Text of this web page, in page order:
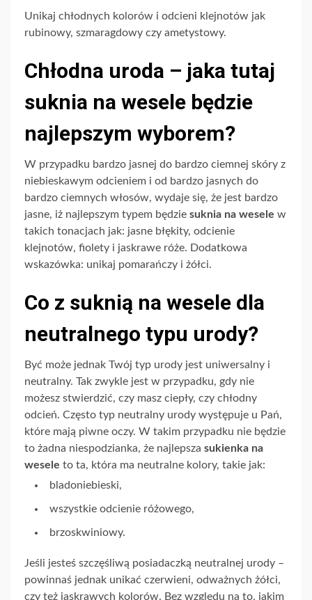
Unikaj chłodnych kolorów i odcieni klejnotów jak
rubinowy, szmaragdowy czy ametystowy.
Chłodna uroda – jaka tutaj
suknia na wesele będzie
najlepszym wyborem?
W przypadku bardzo jasnej do bardzo ciemnej skóry z
niebieskawym odcieniem i od bardzo jasnych do
bardzo ciemnych włosów, wydaje się, że jest bardzo
jasne, iż najlepszym typem będzie suknia na wesele w
takich tonacjach jak: jasne błękity, odcienie
klejnotów, fiolety i jaskrawe róże. Dodatkowa
wskazówka: unikaj pomarańczy i żółci.
Co z suknią na wesele dla
neutralnego typu urody?
Być może jednak Twój typ urody jest uniwersalny i
neutralny. Tak zwykle jest w przypadku, gdy nie
możesz stwierdzić, czy masz ciepły, czy chłodny
odcień. Często typ neutralny urody występuje u Pań,
które mają piwne oczy. W takim przypadku nie będzie
to żadna niespodzianka, że najlepsza sukienka na
wesele to ta, która ma neutralne kolory, takie jak:
bladoniebieski,
wszystkie odcienie różowego,
brzoskwiniowy.
Jeśli jesteś szczęśliwą posiadaczką neutralnej urody –
powinnaś jednak unikać czerwieni, odważnych żółci,
czy też jaskrawych kolorów. Bez względu na to, jakim